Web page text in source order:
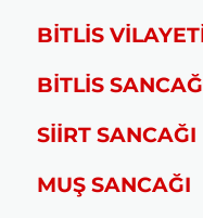
BİTLİS
BİTLİS
SİİRT SANCAĞI
MUŞ SANCAĞI